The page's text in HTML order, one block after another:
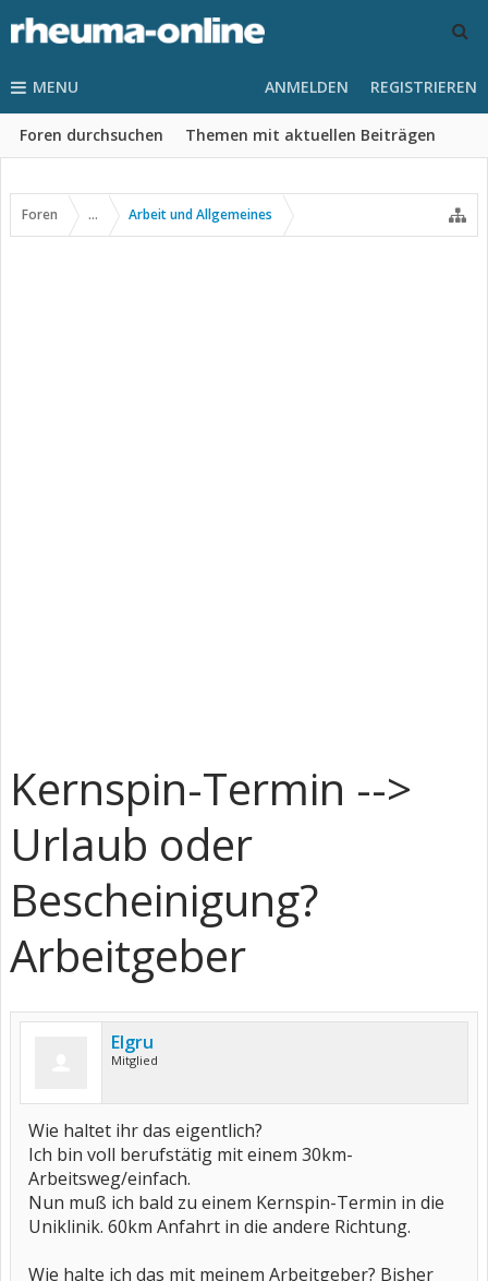
MENU
Foren durchsuchen Themen mit aktuellen Beiträgen
ANMELDEN REGISTRIEREN
Foren ... Arbeit und Allgemeines
Kernspin-Termin -->
Urlaub oder
Bescheinigung?
Arbeitgeber
Elgru
Mitglied
Wie haltet ihr das eigentlich?
Ich bin voll berufstätig mit einem 30km-
Arbeitsweg/einfach.
Nun muß ich bald zu einem Kernspin-Termin in die
Uniklinik. 60km Anfahrt in die andere Richtung.
Wie halte ich das mit meinem Arbeitgeber? Bisher